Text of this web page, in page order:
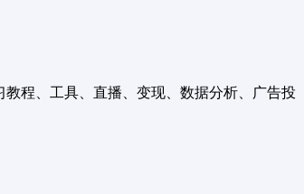
程、工具、直播、变现、数据分析、广告投